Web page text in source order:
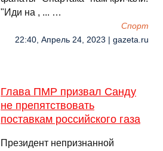
"Иди на , ... …
Спорт
22:40, Апрель 24, 2023 | gazeta.ru
Глава ПМР призвал Санду
не препятствовать
поставкам российского газа
Президент непризнанной